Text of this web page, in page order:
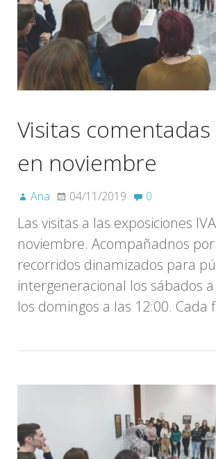
Visitas comentadas
en noviembre
Ana 04/11/2019 0
Las visitas a las exposiciones
noviembre. Acompañadnos
recorridos dinamizados para
intergeneracional los sábados
los domingos a las 12:00. Cada